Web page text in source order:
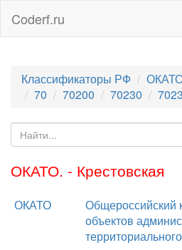
Coderf.ru
Классификаторы РФ
70
70200 70230
ОКАТО. - Крестовская
ОКАТО
Общероссийский
объектов